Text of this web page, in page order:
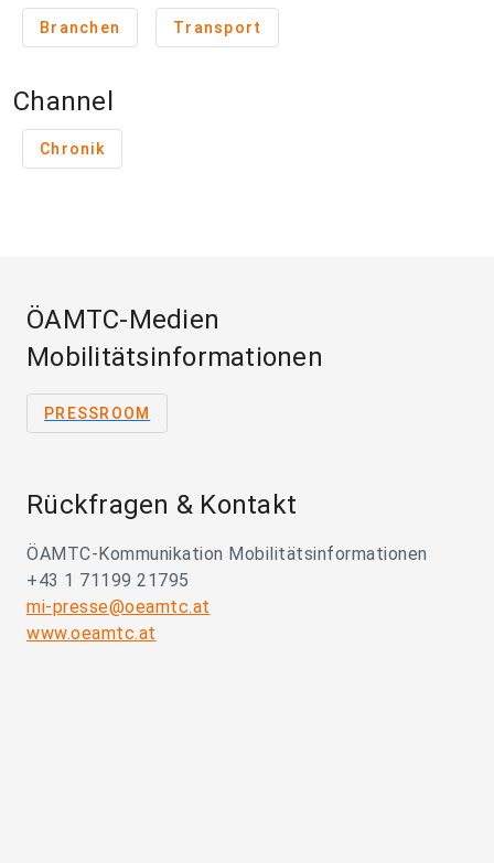
Branchen Transport
Channel
Chronik
ÖAMTC-Medien
Mobilitätsinformationen
PRESSROOM
Rückfragen & Kontakt
ÖAMTC-Kommunikation Mobilitätsinformationen
+43 1 71199 21795
mi-presse@oeamtc.at
www.oeamtc.at